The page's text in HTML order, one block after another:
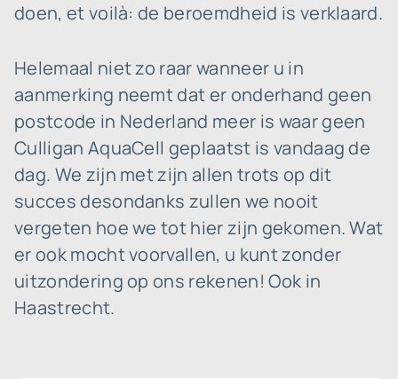
doen, et voilà: de beroemdheid is verklaard.
Helemaal niet zo raar wanneer u in
aanmerking neemt dat er onderhand geen
postcode in Nederland meer is waar geen
Culligan AquaCell geplaatst is vandaag de
dag. We zijn met zijn allen trots op dit
succes desondanks zullen we nooit
vergeten hoe we tot hier zijn gekomen. Wat
er ook mocht voorvallen, u kunt zonder
uitzondering op ons rekenen! Ook in
Haastrecht.